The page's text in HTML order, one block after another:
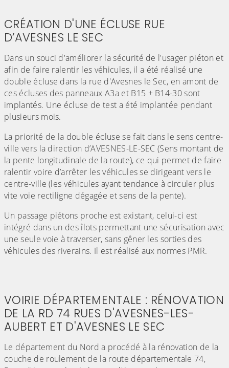
CRÉATION D'UNE ÉCLUSE RUE
D’AVESNES LE SEC
Dans un souci d'améliorer la sécurité de l'usager piéton et
afin de faire ralentir les véhicules, il a été réalisé une
double écluse dans la rue d'Avesnes le Sec, en amont de
ces écluses des panneaux A3a et B15 + B14-30 sont
implantés. Une écluse de test a été implantée pendant
plusieurs mois.
La priorité de la double écluse se fait dans le sens centre-
ville vers la direction d’AVESNES-LE-SEC (Sens montant de
la pente longitudinale de la route), ce qui permet de faire
ralentir voire d’arrêter les véhicules se dirigeant vers le
centre-ville (les véhicules ayant tendance à circuler plus
vite voie rectiligne dégagée et sens de la pente).
Un passage piétons proche est existant, celui-ci est
intégré dans un des îlots permettant une sécurisation avec
une seule voie à traverser, sans gêner les sorties des
véhicules des riverains. Il est réalisé aux normes PMR.
VOIRIE DÉPARTEMENTALE : RÉNOVATION
DE LA RD 74 RUES D'AVESNES-LES-
AUBERT ET D'AVESNES LE SEC
Le département du Nord a procédé à la rénovation de la
couche de roulement de la route départementale 74,